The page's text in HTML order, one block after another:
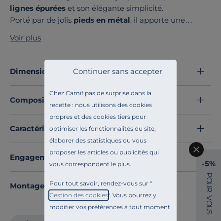
Chez Camif pas de surprise dans la
recette : nous utilisons des cookies
propres et des cookies tiers pour
optimiser les fonctionnalités du site,
élaborer des statistiques ou vous
proposer les articles ou publicités qui
vous correspondent le plus.
Pour tout savoir, rendez-vous sur "
Gestion des cookies". Vous pourrez y
modifier vos préférences à tout moment.
Continuer sans accepter
lignes épurées et son élégante simplicité.
Porté par de jolis pieds en métal, il apporte une
adapté à tous les styles d'intérieur.
Revêtu d'untissu veloursaux teintes neutres, il
trouvera aisément sa place dans votre pièce de vie.
configurations : canapé fixe, canapé convertible ou
fauteuil assorti.
A vous de choisir au gré de vos envies !
Découvrez toute notre sélection :Canapés d'angle
Voir plus
Dimensions et poids
Composition et matières
Caractéristiques techniques
Engagements et traçabilité
Montage et conseils d'entretien
-5%
P
O
U
R
V
O
U
S